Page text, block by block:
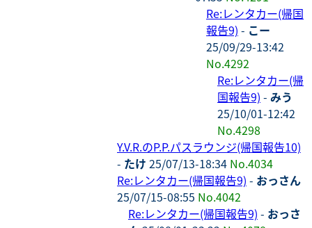
Re:レンタカー(帰国
報告9) - こー
25/09/29-13:42
No.4292
Re:レンタカー(帰
国報告9) - みう
25/10/01-12:42
No.4298
Y.V.R.のP.P.パスラウンジ(帰国報告10)
- たけ 25/07/13-18:34 No.4034
Re:レンタカー(帰国報告9) - おっさん
25/07/15-08:55 No.4042
Re:レンタカー(帰国報告9) - おっさ